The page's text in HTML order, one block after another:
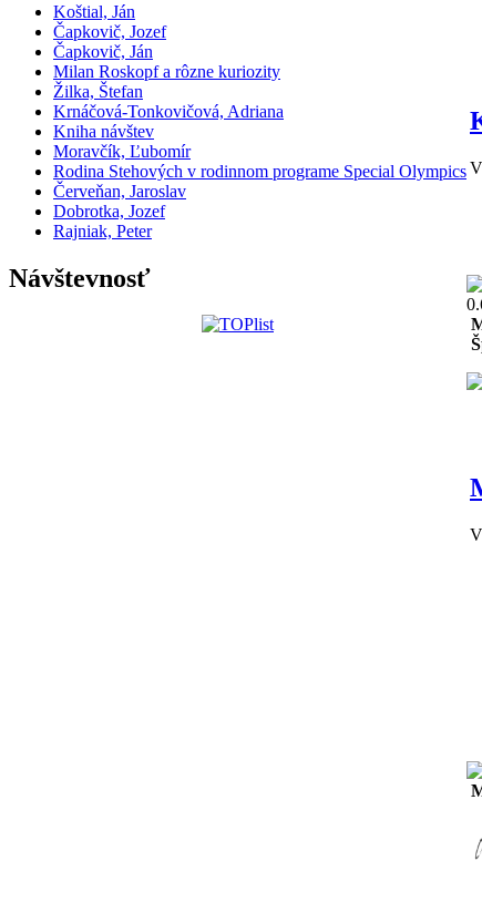
Koštial, Ján
Čapkovič, Jozef
Čapkovič, Ján
Milan Roskopf a rôzne kuriozity
Žilka, Štefan
Krnáčová-Tonkovičová, Adriana
Kniha návštev
Moravčík, Ľubomír
Rodina Stehových v rodinnom programe Special Olympics
Červeňan, Jaroslav
Dobrotka, Jozef
Rajniak, Peter
Návštevnosť